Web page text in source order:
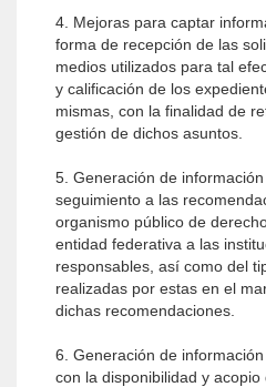
4. Mejoras para captar
forma de recepción de las
medios utilizados para tal
y calificación de los
mismas, con la finalidad de
gestión de dichos asuntos.
5. Generación de
seguimiento a las
organismo público de
entidad federativa a las
responsables, así como del
realizadas por estas en el
dichas recomendaciones.
6. Generación de
con la disponibilidad y